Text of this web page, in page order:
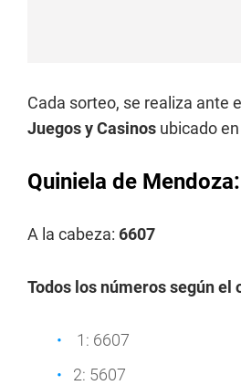
Cada sorteo, se realiza ante
Juegos y Casinos ubicado
Quiniela de
A la cabeza: 6607
Todos los números según el
1: 6607
2: 5607